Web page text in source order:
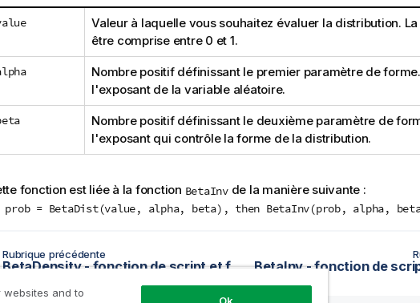
Valeur à laquelle vous souhaitez évaluer la distribution.
être comprise entre 0 et 1.
Nombre positif définissant le premier paramètre de
l'exposant de la variable aléatoire.
Nombre positif définissant le deuxième paramètre de
l'exposant qui contrôle la forme de la distribution.
fonction est liée à la fonction BetaInvde la manière suivante :
= BetaDist(value, alpha, beta), then BetaInv(prob, alpha,
Rubrique précédente
BetaDensity - fonction de script et fonction de graphique
and to